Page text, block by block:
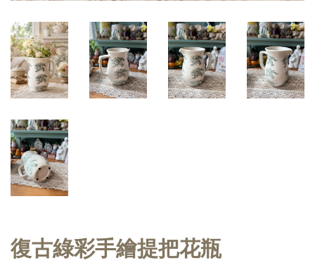
復古綠彩手繪提把花瓶